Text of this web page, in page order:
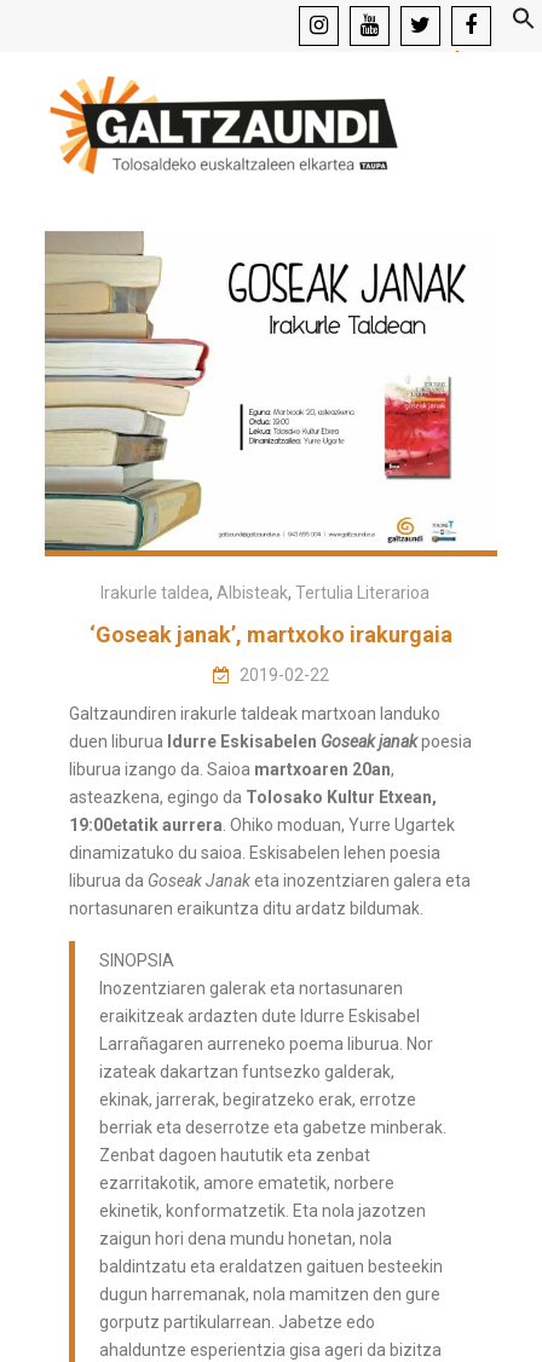
facebook
Irakurle taldea, Albisteak, Tertulia Literarioa
‘Goseak janak’, martxoko irakurgaia
2019-02-22
Galtzaundiren irakurle taldeak martxoan landuko
duen liburua Idurre Eskisabelen Goseak janakpoesia
liburua izango da. Saioa martxoaren 20an,
asteazkena, egingo da Tolosako Kultur Etxean,
19:00etatik aurrera . Ohiko moduan, Yurre Ugartek
dinamizatuko du saioa. Eskisabelen lehen poesia
liburua da Goseak Janaketa inozentziaren galera eta
nortasunaren eraikuntza ditu ardatz bildumak.
SINOPSIA
Inozentziaren galerak eta nortasunaren
eraikitzeak ardazten dute Idurre Eskisabel
Larrañagaren aurreneko poema liburua. Nor
izateak dakartzan funtsezko galderak,
ekinak, jarrerak, begiratzeko erak, errotze
berriak eta deserrotze eta gabetze minberak.
Zenbat dagoen haututik eta zenbat
ezarritakotik, amore ematetik, norbere
ekinetik, konformatzetik. Eta nola jazotzen
zaigun hori dena mundu honetan, nola
baldintzatu eta eraldatzen gaituen besteekin
dugun harremanak, nola mamitzen den gure
gorputz partikularrean. Jabetze edo
ahalduntze esperientzia gisa ageri da bizitza